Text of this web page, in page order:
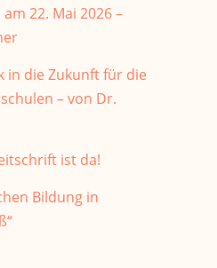
22. Mai 2026 –
in die Zukunft für die
– von Dr.
ist da!
Bildung in